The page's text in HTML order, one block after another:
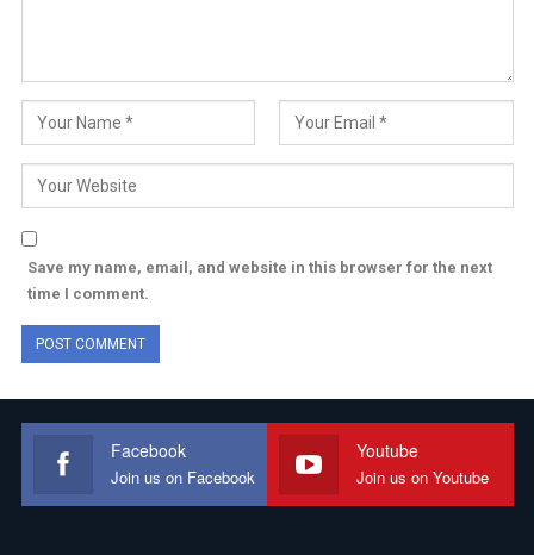
Save my name, email, and website in this browser for the next
time I comment.
Facebook
Join us on Facebook
Youtube
Join us on Youtube